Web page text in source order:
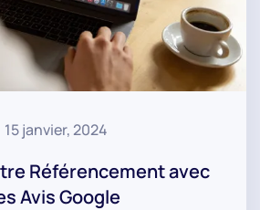
15 janvier, 2024
Référencement avec
Avis Google